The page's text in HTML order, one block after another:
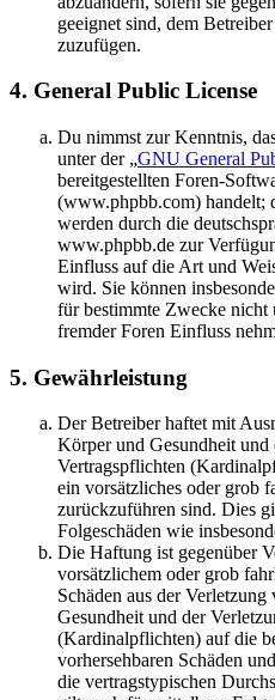
geeignet sind, dem
zuzufügen.
4. General Public License
Du nimmst zur Kenntnis,
unter der „GNU General
bereitgestellten Foren-
(www.phpbb.com) handelt;
werden durch die
www.phpbb.de zur
Einfluss auf die Art und
wird. Sie können
für bestimmte Zwecke nicht
fremder Foren Einfluss
5. Gewährleistung
Der Betreiber haftet mit
Körper und Gesundheit
Vertragspflichten
ein vorsätzliches oder grob
zurückzuführen sind. Dies
Folgeschäden wie
Die Haftung ist gegenüber
vorsätzlichem oder grob
Schäden aus der
Gesundheit und der
(Kardinalpflichten) auf die
vorhersehbaren Schäden
die vertragstypischen